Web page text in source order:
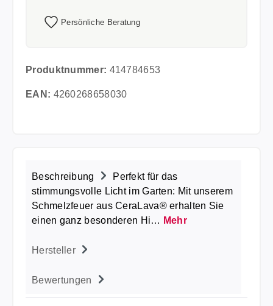
Persönliche Beratung
Produktnummer: 414784653
EAN: 4260268658030
Beschreibung
Perfekt für das
stimmungsvolle Licht im Garten: Mit unserem
Schmelzfeuer aus CeraLava® erhalten Sie
einen ganz besonderen Hi… Mehr
Hersteller
Bewertungen